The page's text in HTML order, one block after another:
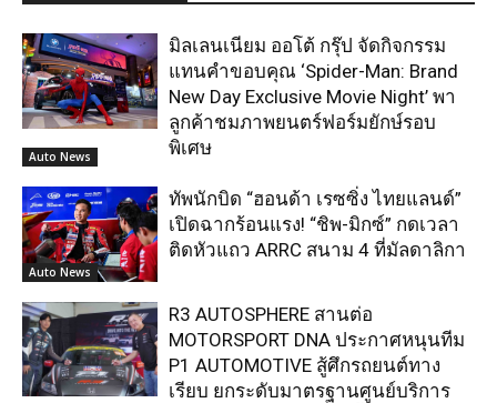
Auto News
มิลเลนเนียม ออโต้ กรุ๊ป จัดกิจกรรม
แทนคำขอบคุณ ‘Spider-Man: Brand
New Day Exclusive Movie Night’ พา
ลูกค้าชมภาพยนตร์ฟอร์มยักษ์รอบ
พิเศษ
Auto News
ทัพนักบิด “ฮอนด้า เรซซิ่ง ไทยแลนด์”
เปิดฉากร้อนแรง! “ชิพ-มิกซ์” กดเวลา
ติดหัวแถว ARRC สนาม 4 ที่มัลดาลิกา
R3 AUTOSPHERE สานต่อ
MOTORSPORT DNA ประกาศหนุนทีม
P1 AUTOMOTIVE สู้ศึกรถยนต์ทาง
เรียบ ยกระดับมาตรฐานศูนย์บริการ